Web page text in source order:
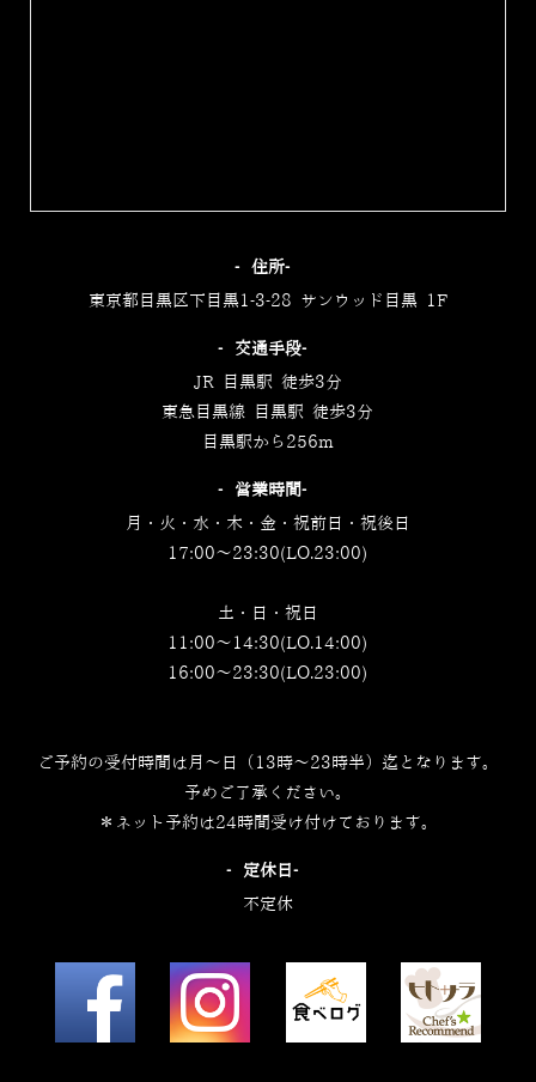
‐住所‐
東京都目黒区下目黒1-3-28 サンウッド目黒 1F
‐交通手段‐
JR 目黒駅 徒歩3分
東急目黒線 目黒駅 徒歩3分
目黒駅から256m
‐営業時間‐
月・火・水・木・金・祝前日・祝後日
17:00～23:30(LO.23:00)
土・日・祝日
11:00～14:30(LO.14:00)
16:00～23:30(LO.23:00)
ご予約の受付時間は月～日（13時～23時半）迄となります。
予めご了承ください。
＊ネット予約は24時間受け付けております。
‐定休日‐
不定休